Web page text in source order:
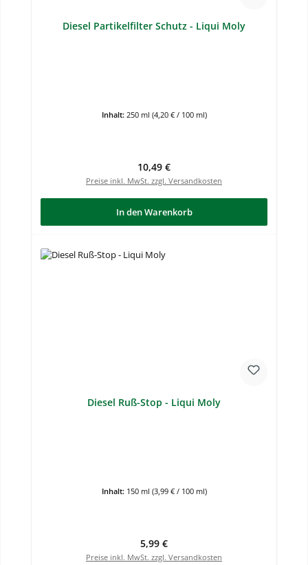
Diesel Partikelfilter Schutz - Liqui Moly
Inhalt: 250 ml (4,20 € / 100 ml)
Regulärer Preis:
10,49 €
Preise inkl. MwSt. zzgl. Versandkosten
In den Warenkorb
Diesel Ruß-Stop - Liqui Moly
Inhalt: 150 ml (3,99 € / 100 ml)
Regulärer Preis:
5,99 €
Preise inkl. MwSt. zzgl. Versandkosten